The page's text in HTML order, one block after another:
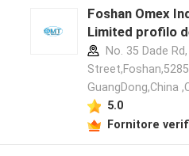
Foshan Omex
Limited profilo
No. 35 Dade
GuangDong,China
5.0
Fornitore